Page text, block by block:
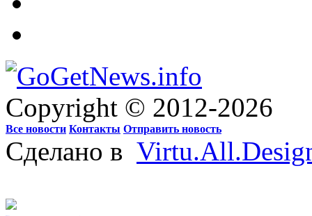
Copyright © 2012-2026
Все новости Контакты Отправить новость
Сделано в